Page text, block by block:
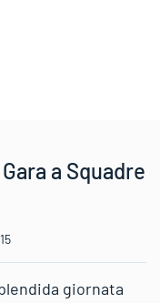
a Squadre
giornata